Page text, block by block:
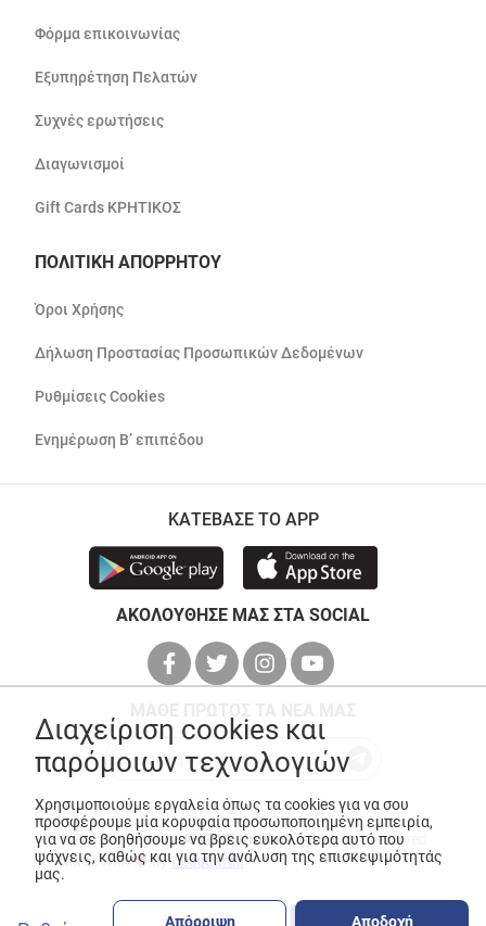
Φόρμα επικοινωνίας
Εξυπηρέτηση Πελατών
Συχνές ερωτήσεις
Διαγωνισμοί
Gift Cards ΚΡΗΤΙΚΟΣ
ΠΟΛΙΤΙΚΗ ΑΠΟΡΡΗΤΟΥ
Όροι Χρήσης
Δήλωση Προστασίας Προσωπικών Δεδομένων
Ρυθμίσεις Cookies
Ενημέρωση Β’ επιπέδου
ΚΑΤΕΒΑΣΕ ΤΟ APP
ΑΚΟΛΟΥΘΗΣΕ ΜΑΣ ΣΤΑ SOCIAL
© Copyright 2026ANEDIK Kritikos. All Rights Reserved
Made with
byDesquared
Διαχείριση cookies και
παρόμοιων τεχνολογιών
Χρησιμοποιούμε εργαλεία όπως τα cookies για να σου
προσφέρουμε μία κορυφαία προσωποποιημένη εμπειρία,
για να σε βοηθήσουμε να βρεις ευκολότερα αυτό που
ψάχνεις, καθώς και για την ανάλυση της επισκεψιμότητάς
μας.
Απόρριψη Αποδοχή